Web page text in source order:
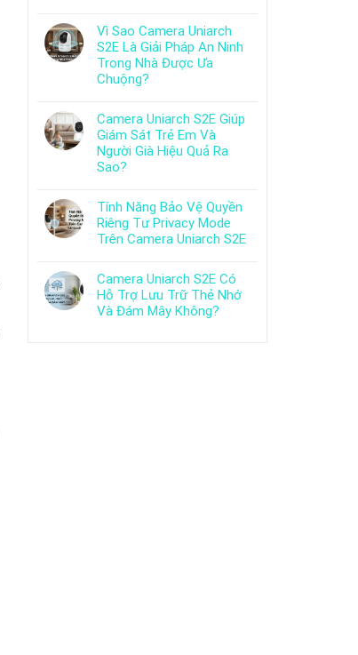
Vì Sao Camera Uniarch
S2E Là Giải Pháp An Ninh
Trong Nhà Được Ưa
Chuộng?
Camera Uniarch S2E Giúp
Giám Sát Trẻ Em Và
Người Già Hiệu Quả Ra
Sao?
Tính Năng Bảo Vệ Quyền
Riêng Tư Privacy Mode
Trên Camera Uniarch S2E
Camera Uniarch S2E Có
Hỗ Trợ Lưu Trữ Thẻ Nhớ
Và Đám Mây Không?